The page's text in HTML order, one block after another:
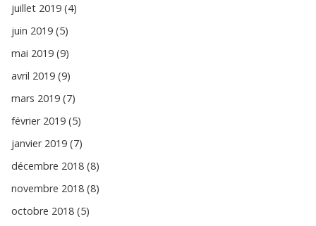
juillet 2019 (4)
juin 2019 (5)
mai 2019 (9)
avril 2019 (9)
mars 2019 (7)
février 2019 (5)
janvier 2019 (7)
décembre 2018 (8)
novembre 2018 (8)
octobre 2018 (5)